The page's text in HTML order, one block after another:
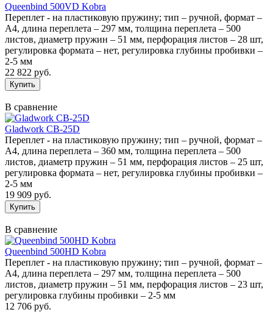
Queenbind 500VD Kobra
Переплет - на пластиковую пружину; тип – ручной, формат –
А4, длина переплета – 297 мм, толщина переплета – 500
листов, диаметр пружин – 51 мм, перфорация листов – 28 шт,
регулировка формата – нет, регулировка глубины пробивки –
2-5 мм
22 822 руб.
В сравнение
Gladwork CB-25D
Переплет - на пластиковую пружину; тип – ручной, формат –
А4, длина переплета – 360 мм, толщина переплета – 500
листов, диаметр пружин – 51 мм, перфорация листов – 25 шт,
регулировка формата – нет, регулировка глубины пробивки –
2-5 мм
19 909 руб.
В сравнение
Queenbind 500HD Kobra
Переплет - на пластиковую пружину; тип – ручной, формат –
А4, длина переплета – 297 мм, толщина переплета – 500
листов, диаметр пружин – 51 мм, перфорация листов – 23 шт,
регулировка глубины пробивки – 2-5 мм
12 706 руб.